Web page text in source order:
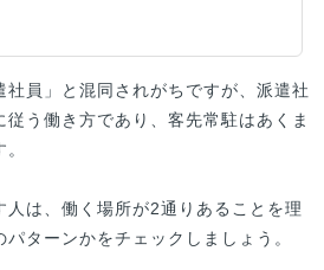
員」と混同されがちですが、派遣社
従う働き方であり、客先常駐はあくま
人は、働く場所が2通りあることを理
ターンかをチェックしましょう。